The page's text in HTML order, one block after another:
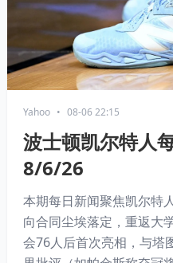
Yahoo • 08-06 22:15
波士顿凯尔特人
8/6/26
本期每日新闻聚焦凯尔特
向合同尘埃落定，重返大
会76人后首次亮相，与塔